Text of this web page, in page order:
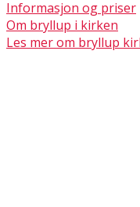
Informasjon og priser
Om bryllup i kirken
Les mer om bryllup